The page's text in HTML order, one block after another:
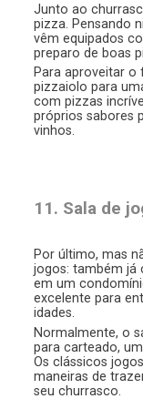
Junto ao
pizza. Pensando
vêm equipados
preparo de boas
Para aproveitar
pizzaiolo para
com pizzas
próprios sabores
vinhos.
11. Sala de
Por último, mas
jogos: também já
em um
excelente para
idades.
Normalmente, o
para carteado,
Os clássicos
maneiras de
seu churrasco.